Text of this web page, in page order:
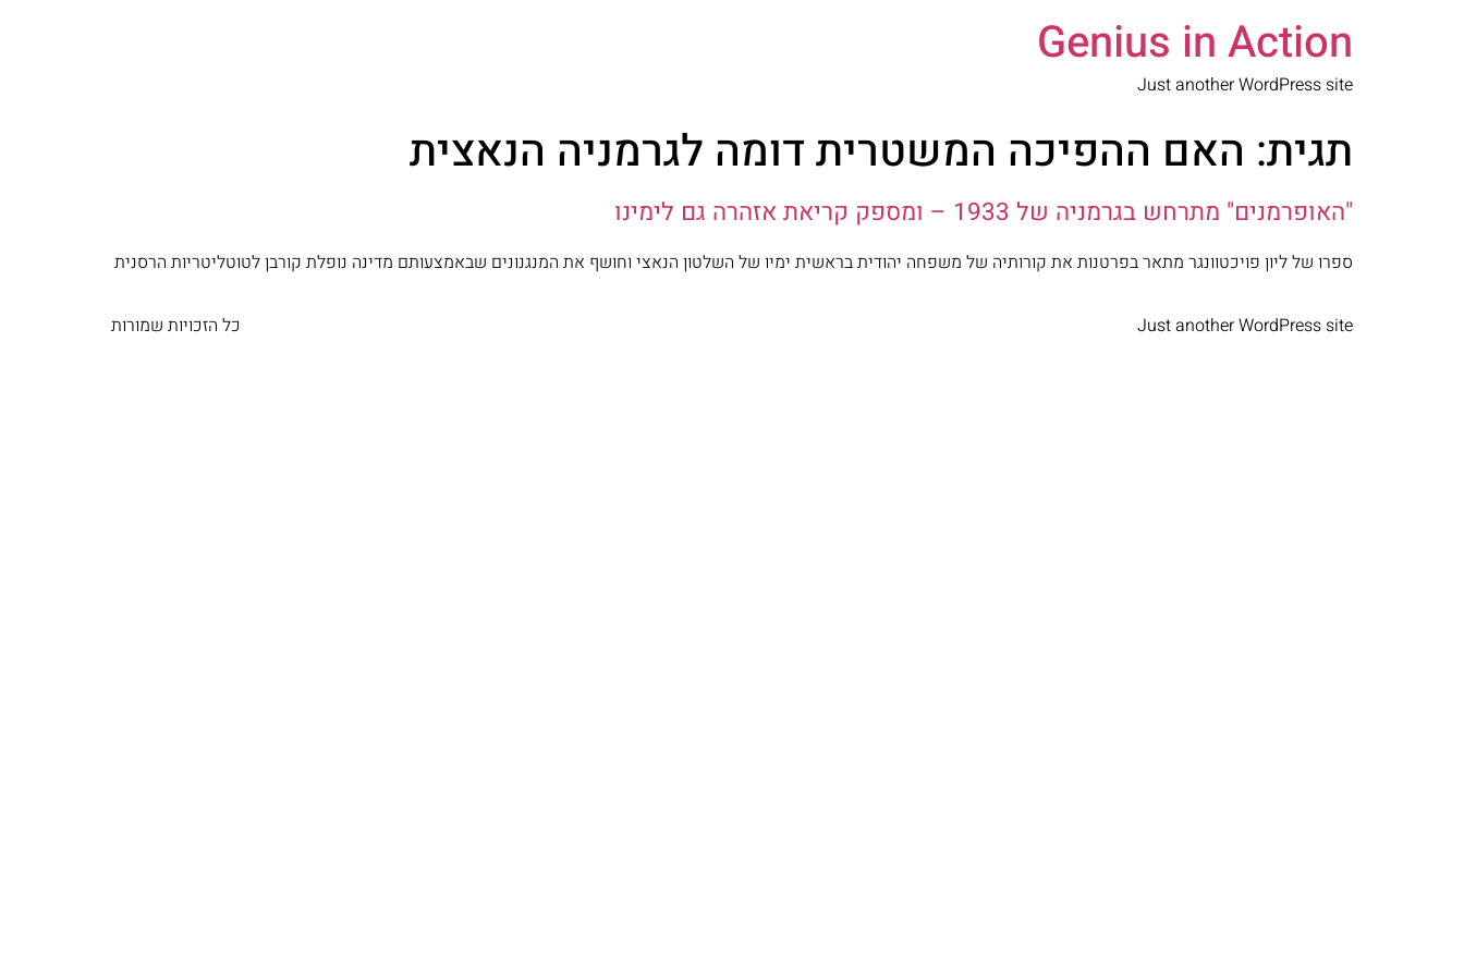
Genius in Action
Just another WordPress site
תגית: האם ההפיכה המשטרית דומה לגרמניה הנאצית
"האופרמנים" מתרחש בגרמניה של 1933 – ומספק קריאת אזהרה גם לימינו
ספרו של ליון פויכטוונגר מתאר בפרטנות את קורותיה של משפחה יהודית בראשית ימיו של השלטון הנאצי וחושף את המנגנונים שבאמצעותם מדינה נופלת קורבן לטוטליטריות הרסנית
Just another WordPress site כל הזכויות שמורות